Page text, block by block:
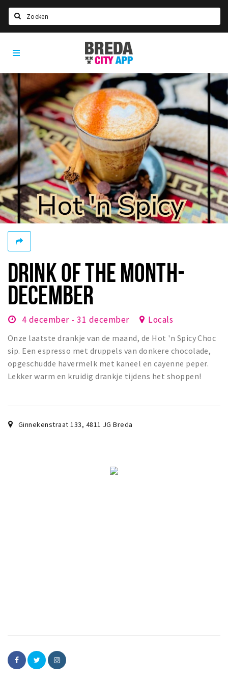
Home
Agenda
Deals
Party pics
Nieuws, interviews & blogs
Eten
Drinken
Slapen
Recreatief
Winkels
Winkelgebieden
Bezienswaardigheden
Musea, theaters & podia
Uitjes & activiteiten
Toeristische routes
Natuurgebieden
Baroniepoorten
Sport
Breda
City
App
DRINK OF THE MONTH-
DECEMBER
4 december - 31 december Locals
Onze laatste drankje van de maand, de Hot 'n Spicy Choc
sip. Een espresso met druppels van donkere chocolade,
opgeschudde havermelk met kaneel en cayenne peper.
Lekker warm en kruidig drankje tijdens het shoppen!
Ginnekenstraat 133, 4811 JG Breda